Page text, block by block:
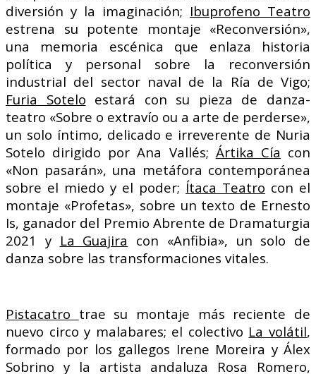
diversión y la imaginación; Ibuprofeno Teatro
estrena su potente montaje «Reconversión»,
una memoria escénica que enlaza historia
política y personal sobre la reconversión
industrial del sector naval de la Ría de Vigo;
Furia Sotelo estará con su pieza de danza-
teatro «Sobre o extravío ou a arte de perderse»,
un solo íntimo, delicado e irreverente de Nuria
Sotelo dirigido por Ana Vallés; Ártika Cía con
«Non pasarán», una metáfora contemporánea
sobre el miedo y el poder; Ítaca Teatro con el
montaje «Profetas», sobre un texto de Ernesto
Is, ganador del Premio Abrente de Dramaturgia
2021 y La Guajira con «Anfibia», un solo de
danza sobre las transformaciones vitales.
Pistacatro trae su montaje más reciente de
nuevo circo y malabares; el colectivo La volátil,
formado por los gallegos Irene Moreira y Álex
Sobrino y la artista andaluza Rosa Romero,